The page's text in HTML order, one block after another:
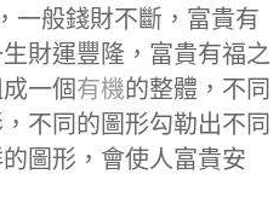
一般錢財不斷，富貴有
財運豐隆，富貴有福之
一個有機的整體，不同
不同的圖形勾勒出不同
圖形，會使人富貴安